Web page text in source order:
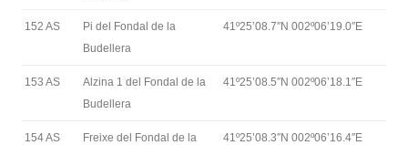
152 AS
Pi del Fondal de la
Budellera
41º25’08.7″N 002º06’19.0″E
153 AS
Alzina 1 del Fondal de la
Budellera
41º25’08.5″N 002º06’18.1″E
154 AS
Freixe del Fondal de la
41º25’08.3″N 002º06’16.4″E